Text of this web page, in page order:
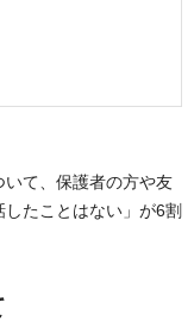
て、保護者の方や友
たことはない」が6割